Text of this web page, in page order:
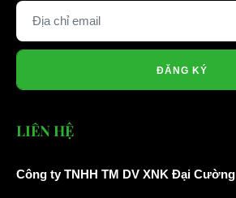
ĐĂNG KÝ
LIÊN HỆ
Công ty TNHH TM DV XNK Đại Cường